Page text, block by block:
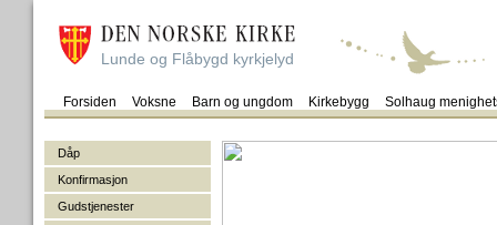
Lunde og Flåbygd kyrkjelyd
Forsiden Voksne Barn og ungdom Kirkebygg Solhaug
Dåp
Konfirmasjon
Gudstjenester